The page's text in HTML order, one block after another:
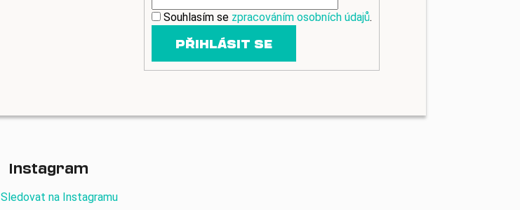
Souhlasím se zpracováním osobních údajů.
PŘIHLÁSIT SE
Instagram
Sledovat na Instagramu